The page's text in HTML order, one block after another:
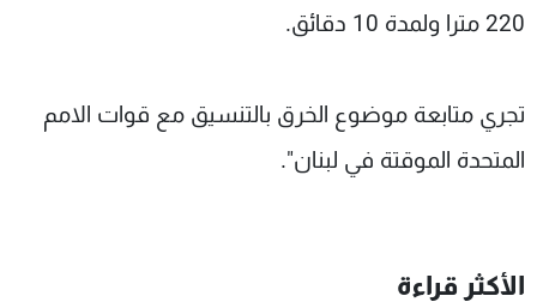
220 مترا ولمدة 10 دقائق.
تجري متابعة موضوع الخرق بالتنسيق مع قوات الامم
المتحدة الموقتة في لبنان".
الأكثر قراءة